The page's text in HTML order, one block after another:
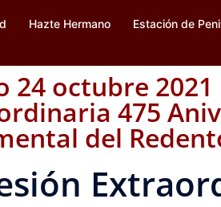
Hazte Hermano Estación de
24 octubre 2021
475
del